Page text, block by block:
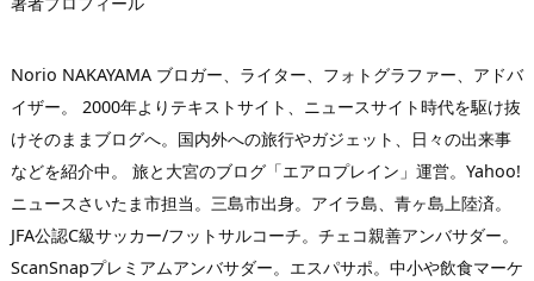
Norio NAKAYAMA ブロガー、ライター、フォトグラファー、アドバ
イザー。 2000年よりテキストサイト、ニュースサイト時代を駆け抜
けそのままブログへ。国内外への旅行やガジェット、日々の出来事
などを紹介中。 旅と大宮のブログ「エアロプレイン」運営。Yahoo!
ニュースさいたま市担当。三島市出身。アイラ島、青ヶ島上陸済。
JFA公認C級サッカー/フットサルコーチ。チェコ親善アンバサダー。
ScanSnapプレミアムアンバサダー。エスパサポ。中小や飲食マーケ